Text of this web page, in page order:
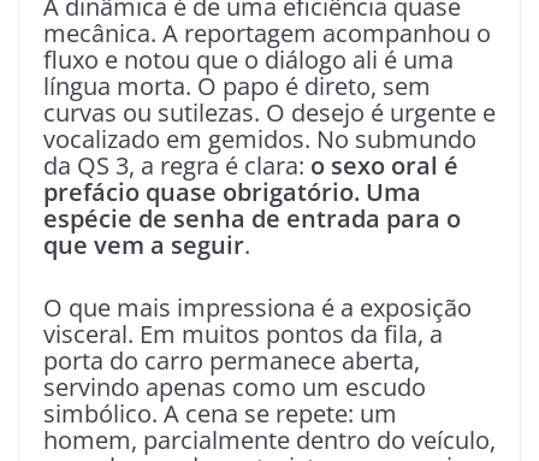
mecânica. A reportagem acompanhou o
fluxo e notou que o diálogo ali é uma
língua morta. O papo é direto, sem
curvas ou sutilezas. O desejo é urgente e
vocalizado em gemidos. No submundo
da QS 3, a regra é clara: o sexo oral é
prefácio quase obrigatório. Uma
espécie de senha de entrada para o
que vem a seguir.
O que mais impressiona é a exposição
visceral. Em muitos pontos da fila, a
porta do carro permanece aberta,
servindo apenas como um escudo
simbólico. A cena se repete: um
homem, parcialmente dentro do veículo,